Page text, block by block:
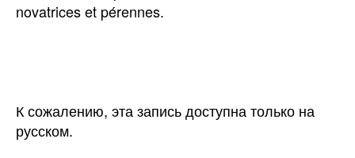
novatrices et pérennes.
К сожалению, эта запись доступна только на
русском.